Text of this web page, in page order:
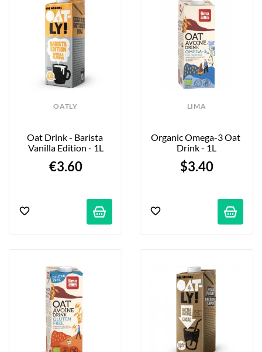
OATLY
Oat Drink - Barista
Vanilla Edition - 1L
€3.60
LIMA
Organic Omega-3 Oat
Drink - 1L
$3.40